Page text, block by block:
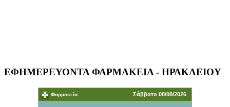
ΕΦΗΜΕΡΕΥΟΝΤΑ ΦΑΡΜΑΚΕΙΑ - ΗΡΑΚΛΕΙΟΥ